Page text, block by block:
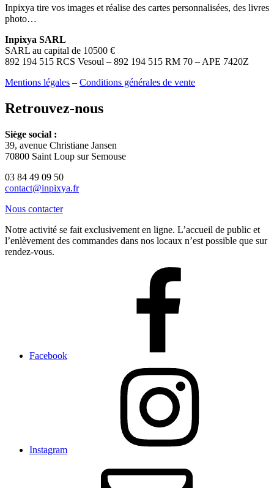
Inpixya tire vos images et réalise des cartes personnalisées, des livres
photo…
Inpixya SARL
SARL au capital de 10500 €
892 194 515 RCS Vesoul – 892 194 515 RM 70 – APE 7420Z
Mentions légales – Conditions générales de vente
Retrouvez-nous
Siège social :
39, avenue Christiane Jansen
70800 Saint Loup sur Semouse
03 84 49 09 50
contact@inpixya.fr
Nous contacter
Notre activité se fait exclusivement en ligne. L’accueil de public et
l’enlèvement des commandes dans nos locaux n’est possible que sur
rendez-vous.
Facebook
Instagram